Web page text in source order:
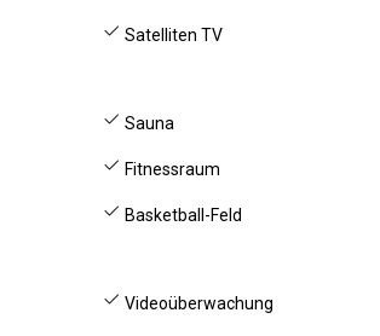
Satelliten TV
Sauna
Fitnessraum
Basketball-Feld
Videoüberwachung